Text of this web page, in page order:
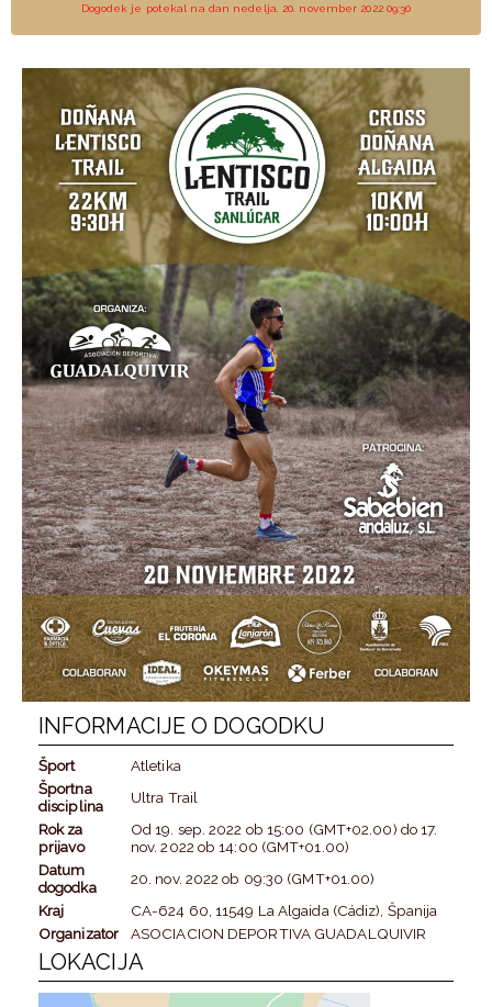
Dogodek je potekal na dan nedelja, 20. november 2022 09:30
INFORMACIJE O DOGODKU
Šport
Atletika
Športna
disciplina
Ultra Trail
Rok za
prijavo
Od19. sep. 2022 ob 15:00 (GMT+02.00) do17.
nov. 2022ob14:00 (GMT+01.00)
Datum
dogodka
20. nov. 2022ob 09:30 (GMT+01.00)
Kraj
CA-624 60, 11549 La Algaida (Cádiz), Španija
Organizator
ASOCIACION DEPORTIVA GUADALQUIVIR
LOKACIJA